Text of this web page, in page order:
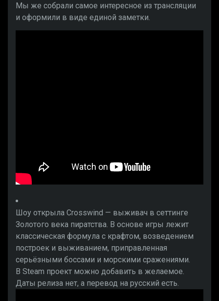
Мы же собрали самое интересное из трансляции
и оформили в виде единой заметки.
Шоу открыла Crosswind — выживач в сеттинге
Золотого века пиратства. В основе игры лежит
классическая формула с крафтом, возведением
построек и выживанием, приправленная
серьёзными боссами и морскими сражениями.
В Steam проект можно добавить в желаемое.
Даты релиза нет, а перевод на русский есть.